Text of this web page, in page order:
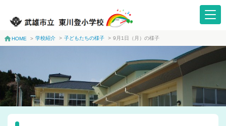
HOME > 学校紹介 > 子どもたちの様子 > 9月1日（月）の様子